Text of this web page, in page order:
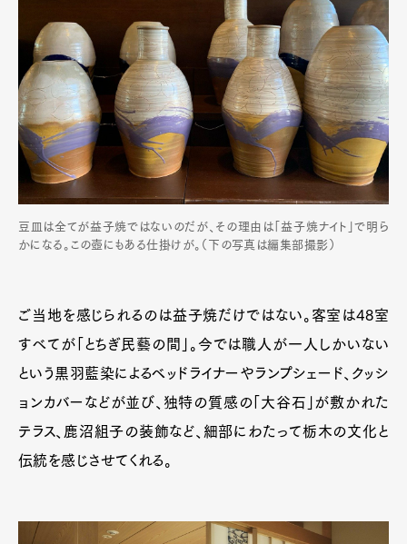
豆皿は全てが益子焼ではないのだが、その理由は「益子焼ナイト」で明ら
かになる。この壺にもある仕掛けが。（下の写真は編集部撮影）
ご当地を感じられるのは益子焼だけではない。客室は48室
すべてが「とちぎ民藝の間」。今では職人が一人しかいない
という黒羽藍染によるベッドライナーやランプシェード、クッシ
ョンカバーなどが並び、独特の質感の「大谷石」が敷かれた
テラス、鹿沼組子の装飾など、細部にわたって栃木の文化と
伝統を感じさせてくれる。